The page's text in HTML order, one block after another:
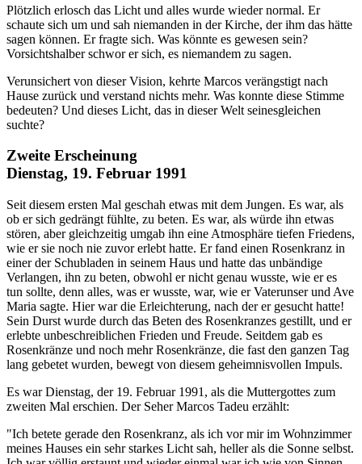
Plötzlich erlosch das Licht und alles wurde wieder normal. Er
schaute sich um und sah niemanden in der Kirche, der ihm das hätte
sagen können. Er fragte sich. Was könnte es gewesen sein?
Vorsichtshalber schwor er sich, es niemandem zu sagen.
Verunsichert von dieser Vision, kehrte Marcos verängstigt nach
Hause zurück und verstand nichts mehr. Was konnte diese Stimme
bedeuten? Und dieses Licht, das in dieser Welt seinesgleichen
suchte?
Zweite Erscheinung
Dienstag, 19. Februar 1991
Seit diesem ersten Mal geschah etwas mit dem Jungen. Es war, als
ob er sich gedrängt fühlte, zu beten. Es war, als würde ihn etwas
stören, aber gleichzeitig umgab ihn eine Atmosphäre tiefen Friedens,
wie er sie noch nie zuvor erlebt hatte. Er fand einen Rosenkranz in
einer der Schubladen in seinem Haus und hatte das unbändige
Verlangen, ihn zu beten, obwohl er nicht genau wusste, wie er es
tun sollte, denn alles, was er wusste, war, wie er Vaterunser und Ave
Maria sagte. Hier war die Erleichterung, nach der er gesucht hatte!
Sein Durst wurde durch das Beten des Rosenkranzes gestillt, und er
erlebte unbeschreiblichen Frieden und Freude. Seitdem gab es
Rosenkränze und noch mehr Rosenkränze, die fast den ganzen Tag
lang gebetet wurden, bewegt von diesem geheimnisvollen Impuls.
Es war Dienstag, der 19. Februar 1991, als die Muttergottes zum
zweiten Mal erschien. Der Seher Marcos Tadeu erzählt:
"Ich betete gerade den Rosenkranz, als ich vor mir im Wohnzimmer
meines Hauses ein sehr starkes Licht sah, heller als die Sonne selbst.